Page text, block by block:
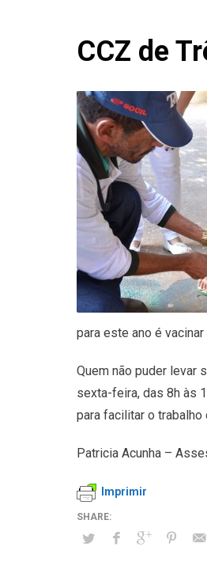
CCZ de
para este ano é
Quem não puder levar
sexta-feira, das 8h às
para facilitar o trabalho
Patricia Acunha –
Imprimir